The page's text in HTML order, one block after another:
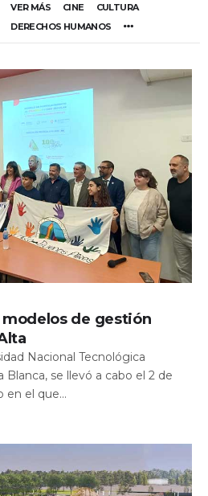
VER MÁS CINE
CULTURA
DERECHOS HUMANOS
de gestión
Nacional Tecnológica
Blanca, se llevó a cabo el 2 de
en el que...